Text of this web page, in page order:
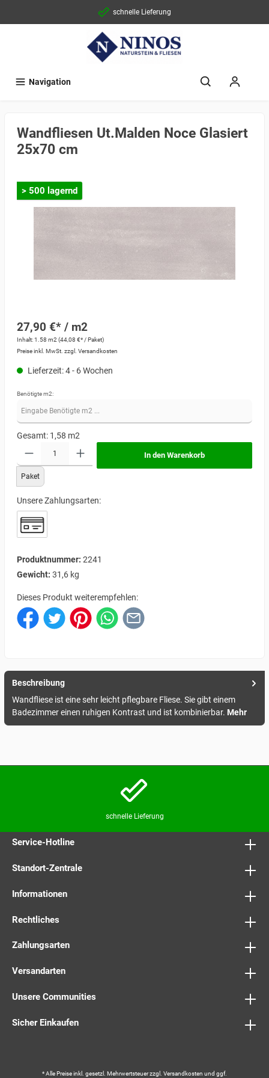
schnelle Lieferung
Navigation
Wandfliesen Ut.Malden Noce Glasiert
25x70 cm
> 500 lagernd
27,90 €* / m2
Inhalt:1.58 m2 (44,08 €* / Paket)
Preise inkl. MwSt. zzgl. Versandkosten
Lieferzeit: 4 - 6 Wochen
Benötigte m2:
Gesamt: 1,58 m2
Paket
In den Warenkorb
Unsere Zahlungsarten:
Produktnummer: 2241
Gewicht: 31,6 kg
Dieses Produkt weiterempfehlen:
Beschreibung
Wandfliese ist eine sehr leicht pflegbare Fliese. Sie gibt einem
Badezimmer einen ruhigen Kontrast und ist kombinierbar. Mehr
schnelle Lieferung
Service-Hotline
Standort-Zentrale
Informationen
Rechtliches
Zahlungsarten
Versandarten
Unsere Communities
Sicher Einkaufen
* Alle Preise inkl. gesetzl. Mehrwertsteuer zzgl. Versandkosten und ggf.